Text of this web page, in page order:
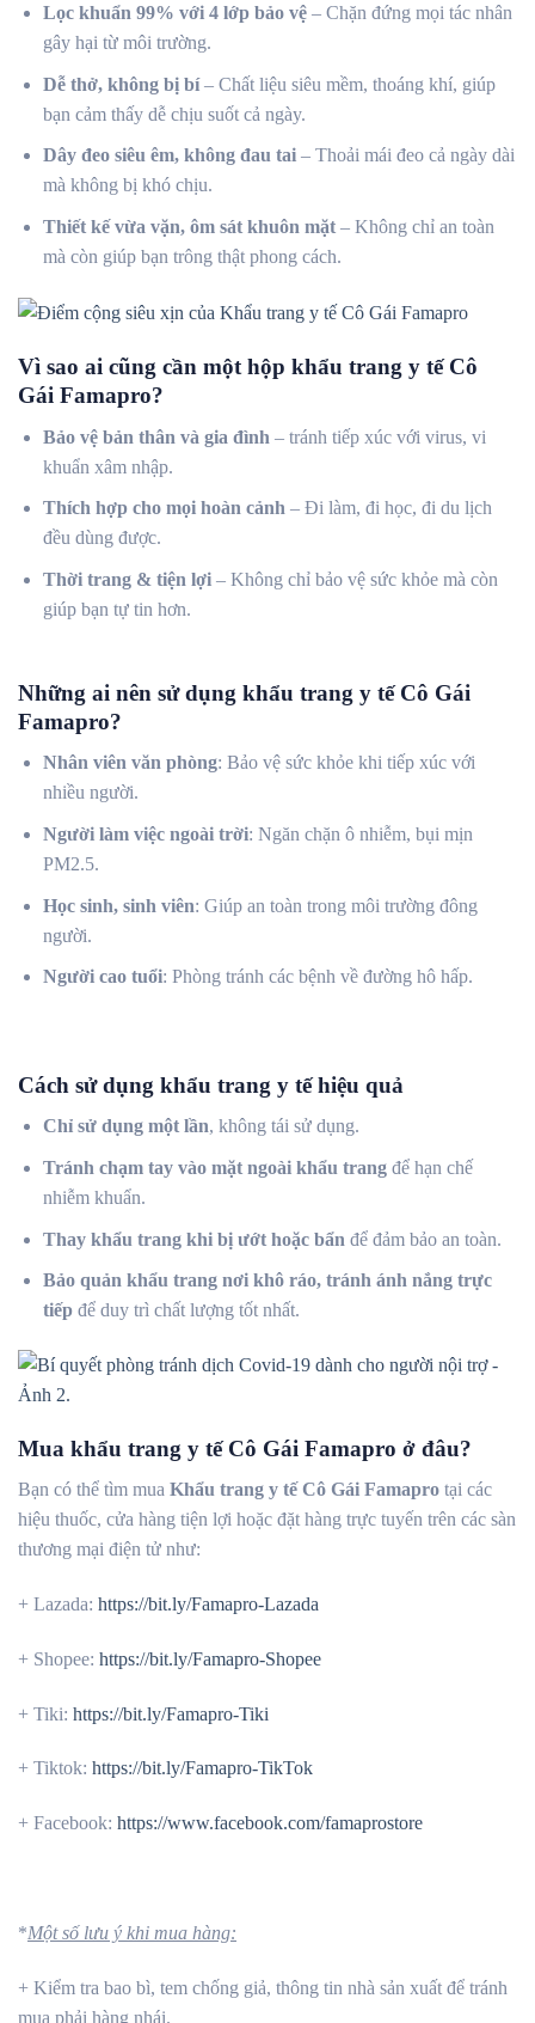
Lọc khuẩn 99% với 4 lớp bảo vệ– Chặn đứng mọi tác nhân
gây hại từ môi trường.
Dễ thở, không bị bí– Chất liệu siêu mềm, thoáng khí, giúp
bạn cảm thấy dễ chịu suốt cả ngày.
Dây đeo siêu êm, không đau tai– Thoải mái đeo cả ngày dài
mà không bị khó chịu.
Thiết kế vừa vặn, ôm sát khuôn mặt– Không chỉ an toàn
mà còn giúp bạn trông thật phong cách.
Vì sao ai cũng cần một hộp khẩu trang y tế Cô
Gái Famapro?
Bảo vệ bản thân và gia đình – tránh tiếp xúc với virus, vi
khuẩn xâm nhập.
Thích hợp cho mọi hoàn cảnh – Đi làm, đi học, đi du lịch
đều dùng được.
Thời trang & tiện lợi– Không chỉ bảo vệ sức khỏe mà còn
giúp bạn tự tin hơn.
Những ai nên sử dụng khẩu trang y tế Cô Gái
Famapro?
Nhân viên văn phòng: Bảo vệ sức khỏe khi tiếp xúc với
nhiều người.
Người làm việc ngoài trời: Ngăn chặn ô nhiễm, bụi mịn
PM2.5.
Học sinh, sinh viên: Giúp an toàn trong môi trường đông
người.
Người cao tuổi: Phòng tránh các bệnh về đường hô hấp.
Cách sử dụng khẩu trang y tế hiệu quả
Chỉ sử dụng một lần, không tái sử dụng.
Tránh chạm tay vào mặt ngoài khẩu trangđể hạn chế
nhiễm khuẩn.
Thay khẩu trang khi bị ướt hoặc bẩn để đảm bảo an toàn.
Bảo quản khẩu trang nơi khô ráo, tránh ánh nắng trực
tiếpđể duy trì chất lượng tốt nhất.
Mua khẩu trang y tế Cô Gái Famapro ở đâu?
Bạn có thể tìm mua Khẩu trang y tế Cô Gái Famapro tại các
hiệu thuốc, cửa hàng tiện lợi hoặc đặt hàng trực tuyến trên các sàn
thương mại điện tử như:
+ Lazada: https://bit.ly/Famapro-Lazada
+ Shopee: https://bit.ly/Famapro-Shopee
+ Tiki: https://bit.ly/Famapro-Tiki
+ Tiktok: https://bit.ly/Famapro-TikTok
+ Facebook: https://www.facebook.com/famaprostore
*Một số lưu ý khi mua hàng:
+ Kiểm tra bao bì, tem chống giả, thông tin nhà sản xuất để tránh
mua phải hàng nhái.